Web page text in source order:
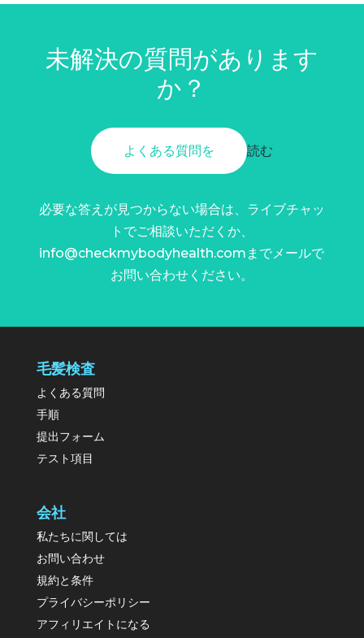
未解決の質問があります
か？
よくある質問を 読む
必要な答えが見つからない場合は、ライブチャッ
トでご相談いただくか、
info@checkmybodyhealth.com までメールで
お問い合わせください。
毛髪検査
よくある質問
手順
提出フォーム
テスト項目
会社
私たちに関しては
お問い合わせ
規約と条件
プライバシーポリシー
アフィリエイトになる